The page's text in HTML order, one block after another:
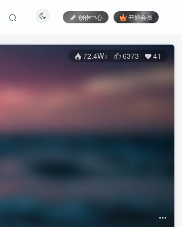
创作中心 开通会员
72.4W+ 6373 41